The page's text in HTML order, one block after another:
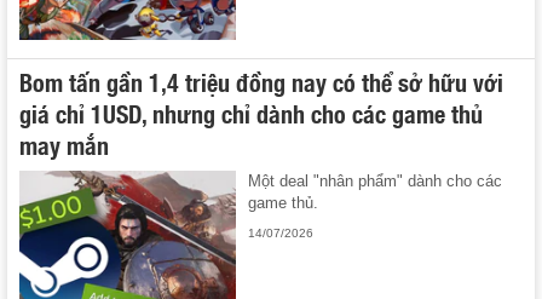
Bom tấn gần 1,4 triệu đồng nay có thể sở hữu với
giá chỉ 1USD, nhưng chỉ dành cho các game thủ
may mắn
Một deal "nhân phẩm" dành cho các
game thủ.
14/07/2026